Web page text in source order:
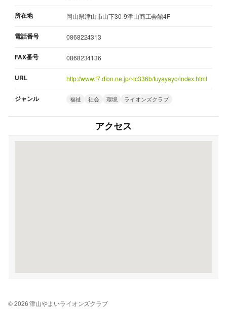
所在地 岡山県津山市山下30-9津山商工会館4F
電話番号 0868224313
FAX番号 0868234136
URL http://www.f7.dion.ne.jp/~lc336b/tuyayayo/index.html
ジャンル 福祉 社会 環境 ライオンズクラブ
アクセス
© 2026 津山やよいライオンズクラブ